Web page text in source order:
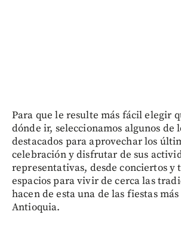
Para que le resulte más fácil elegir
dónde ir, seleccionamos algunos de
destacados para aprovechar los
celebración y disfrutar de sus
representativas, desde conciertos y
espacios para vivir de cerca las
hacen de esta una de las fiestas
Antioquia.